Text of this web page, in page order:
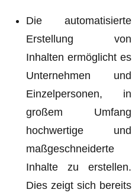
Die automatisierte
Erstellung von
Inhalten ermöglicht es
Unternehmen und
Einzelpersonen, in
großem Umfang
hochwertige und
maßgeschneiderte
Inhalte zu erstellen.
Dies zeigt sich bereits